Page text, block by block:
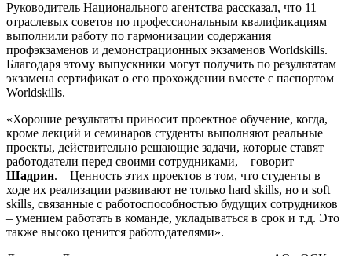
Руководитель Национального агентства рассказал, что 11
отраслевых советов по профессиональным квалификациям
выполнили работу по гармонизации содержания
профэкзаменов и демонстрационных экзаменов Worldskills.
Благодаря этому выпускники могут получить по результатам
экзамена сертификат о его прохождении вместе с паспортом
Worldskills.
«Хорошие результаты приносит проектное обучение, когда,
кроме лекций и семинаров студенты выполняют реальные
проекты, действительно решающие задачи, которые ставят
работодатели перед своими сотрудниками, – говорит
Шадрин. – Ценность этих проектов в том, что студенты в
ходе их реализации развивают не только hard skills, но и soft
skills, связанные с работоспособностью будущих сотрудников
– умением работать в команде, укладываться в срок и т.д. Это
также высоко ценится работодателями».